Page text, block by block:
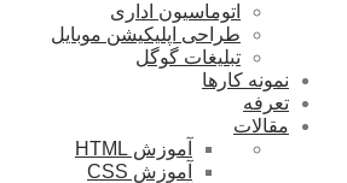
اتوماسیون اداری
طراحی اپلیکیشن موبایل
تبلیغات گوگل
نمونه کارها
تعرفه
مقالات
آموزش HTML
آموزش CSS